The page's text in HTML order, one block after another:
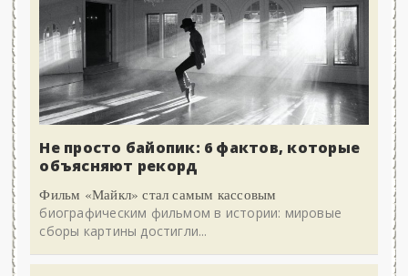
Не просто байопик: 6 фактов, которые
объясняют рекорд
Фильм «Майкл» стал самым кассовым
биографическим фильмом в истории: мировые
сборы картины достигли...